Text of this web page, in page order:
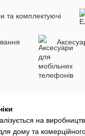
та комплектуючі
на
дому та